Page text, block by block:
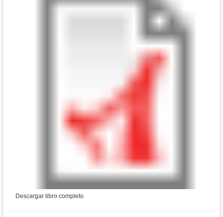
Descargar libro completo